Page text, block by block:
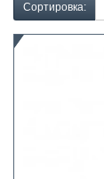
Сортировка: